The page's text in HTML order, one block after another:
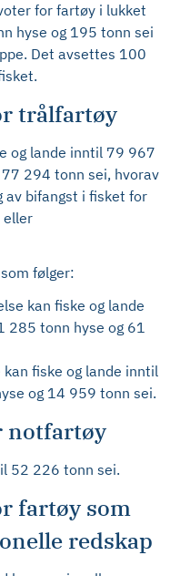
for fartøy i lukket
hyse og 195 tonn sei
Det avsettes 100
trålfartøy
og lande inntil 79 967
294 tonn sei, hvorav
bifangst i fisket for
eller
følger:
kan fiske og lande
285 tonn hyse og 61
fiske og lande inntil
og 14 959 tonn sei.
notfartøy
52 226 tonn sei.
fartøy som
redskap